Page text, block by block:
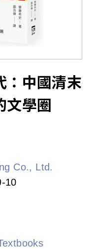
：中國清末
文學圈
Co., Ltd.
10